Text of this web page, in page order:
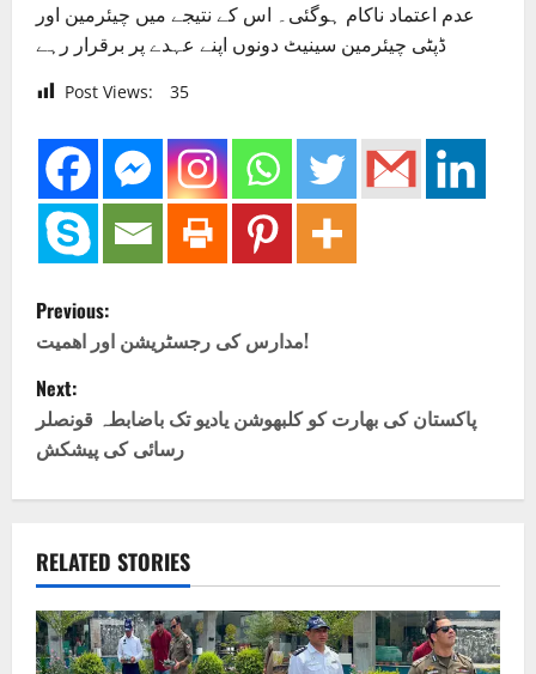
عدم اعتماد ناکام ہوگئی۔ اس کے نتیجے میں چیئرمین اور
ڈپٹی چیئرمین سینیٹ دونوں اپنے عہدے پر برقرار رہے
Post Views: 35
P
o
s
t
n
a
v
i
Previous:
مدارس کی رجسٹریشن اور اھمیت!
Next:
پاکستان کی بھارت کو کلبھوشن یادیو تک باضابطہ قونصلر
رسائی کی پیشکش
RELATED STORIES